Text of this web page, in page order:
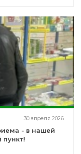
30 апреля 2026
- в нашей
пункт!